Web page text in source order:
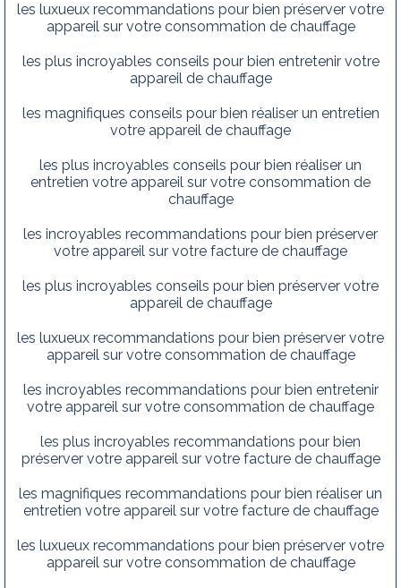
les luxueux recommandations pour bien préserver votre
appareil sur votre consommation de chauffage
les plus incroyables conseils pour bien entretenir votre
appareil de chauffage
les magnifiques conseils pour bien réaliser un entretien
votre appareil de chauffage
les plus incroyables conseils pour bien réaliser un
entretien votre appareil sur votre consommation de
chauffage
les incroyables recommandations pour bien préserver
votre appareil sur votre facture de chauffage
les plus incroyables conseils pour bien préserver votre
appareil de chauffage
les luxueux recommandations pour bien préserver votre
appareil sur votre consommation de chauffage
les incroyables recommandations pour bien entretenir
votre appareil sur votre consommation de chauffage
les plus incroyables recommandations pour bien
préserver votre appareil sur votre facture de chauffage
les magnifiques recommandations pour bien réaliser un
entretien votre appareil sur votre facture de chauffage
les luxueux recommandations pour bien préserver votre
appareil sur votre consommation de chauffage